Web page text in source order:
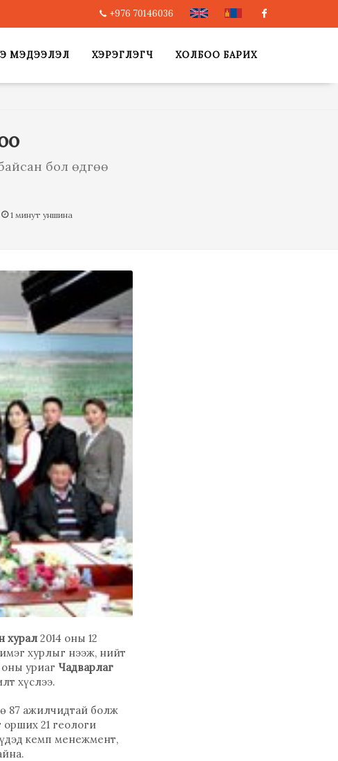
+976 70146036
МЭДЭЭЛЭЛ ХЭРЭГЛЭГЧ ХОЛБОО БАРИХ
бол өдгөө
1 минут уншина
хурал 2014 оны 12
хурлыг нээж, нийт
уриаг Чадварлаг
хүслээ.
87 ажилчидтай болж
21 геологи
кемп менежмент,